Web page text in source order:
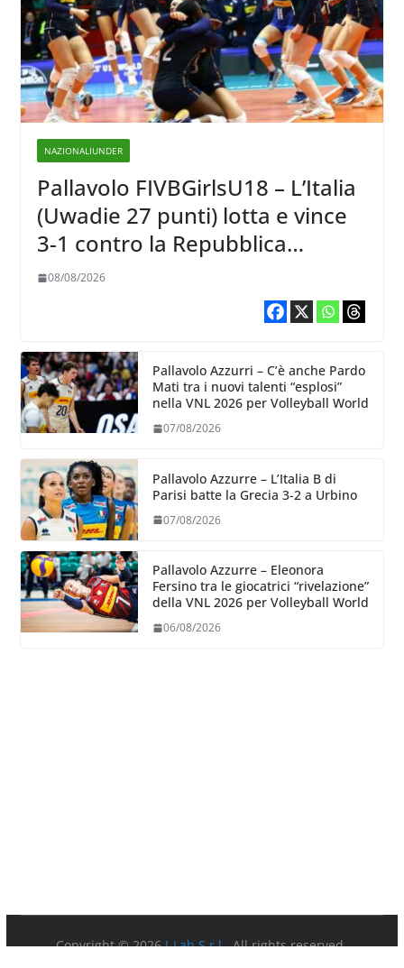
NAZIONALIUNDER
Pallavolo FIVBGirlsU18 – L’Italia
(Uwadie 27 punti) lotta e vince
3-1 contro la Repubblica
Dominicana
08/08/2026
Pallavolo Azzurri – C’è anche Pardo
Mati tra i nuovi talenti “esplosi”
nella VNL 2026 per Volleyball World
07/08/2026
Pallavolo Azzurre – L’Italia B di
Parisi batte la Grecia 3-2 a Urbino
07/08/2026
Pallavolo Azzurre – Eleonora
Fersino tra le giocatrici “rivelazione”
della VNL 2026 per Volleyball World
06/08/2026
Copyright © 2026I-Lab S.r.l.. All rights reserved.